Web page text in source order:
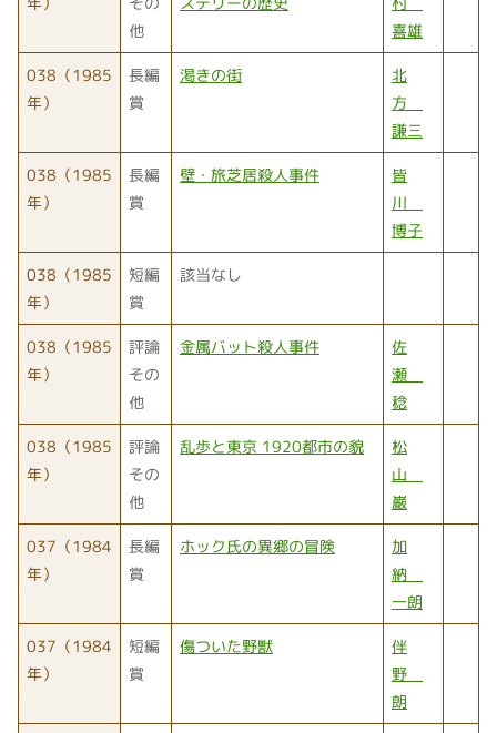
他
喜雄
038（1985
年）
長編
賞
渇きの街
北
方
謙三
038（1985
年）
長編
賞
壁・旅芝居殺人事件
皆
川
博子
038（1985
年）
短編
賞
該当なし
038（1985
年）
評論
その
他
金属バット殺人事件
佐
瀬
稔
038（1985
年）
評論
その
他
乱歩と東京 1920都市の貌
松
山
巌
037（1984
年）
長編
賞
ホック氏の異郷の冒険
加
納
一朗
037（1984
年）
短編
賞
傷ついた野獣
伴
野
朗